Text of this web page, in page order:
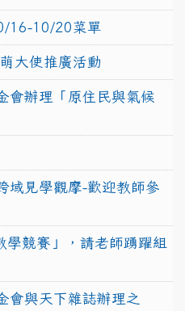
16-10/20菜單
大使推廣活動
會辦理「原住民與氣候
域見學觀摩-歡迎教師參
學競賽」，請老師踴躍組
會與天下雜誌辦理之